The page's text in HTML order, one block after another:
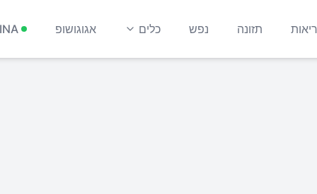
תזונה נפש כלים אגוגושופ